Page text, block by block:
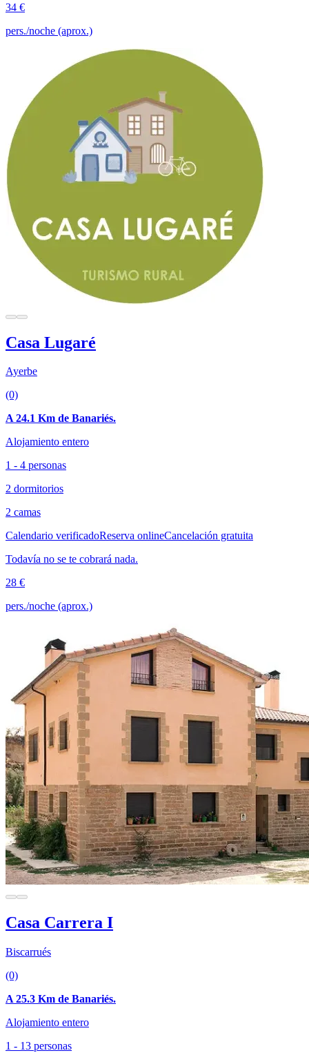
34 €
pers./noche (aprox.)
Casa Lugaré
Ayerbe
(0)
A 24.1 Km de Banariés.
Alojamiento entero
1 - 4 personas
2 dormitorios
2 camas
Calendario verificadoReserva onlineCancelación gratuita
Todavía no se te cobrará nada.
28 €
pers./noche (aprox.)
Casa Carrera I
Biscarrués
(0)
A 25.3 Km de Banariés.
Alojamiento entero
1 - 13 personas